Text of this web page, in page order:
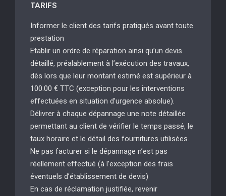
TARIFS
Informer le client des tarifs pratiqués avant toute
prestation
Etablir un ordre de réparation ainsi qu’un devis
détaillé, préalablement à l’exécution des travaux,
dès lors que leur montant estimé est supérieur à
100.00 € TTC (exception pour les interventions
effectuées en situation d’urgence absolue).
Délivrer à chaque dépannage une note détaillée
permettant au client de vérifier le temps passé, le
taux horaire et le détail des fournitures utilisées.
Ne pas facturer si le dépannage n’est pas
réellement effectué (à l’exception des frais
éventuels d’établissement de devis)
En cas de réclamation justifiée, revenir